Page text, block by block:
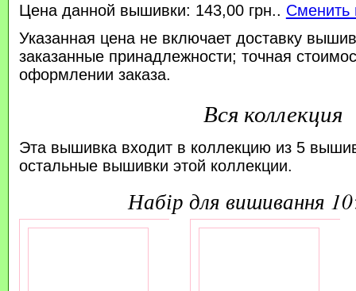
Цена данной вышивки: 143,00 грн.. Сменить
Указанная цена не включает доставку
заказанные принадлежности; точная
оформлении заказа.
Вся коллекция
Эта вышивка входит в коллекцию из 5
остальные вышивки этой коллекции.
набір для вишивання